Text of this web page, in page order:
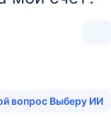
вопрос Выберу ИИ